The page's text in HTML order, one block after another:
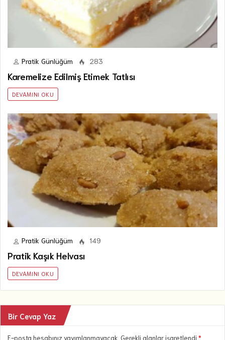
Pratik Günlüğüm 283
Karemelize Edilmiş Etimek Tatlısı
DEVAMINI OKU
Pratik Günlüğüm 149
Pratik Kaşık Helvası
DEVAMINI OKU
Bir Cevap Yaz
E-posta hesabınız yayımlanmayacak. Gerekli alanlar işaretlendi *